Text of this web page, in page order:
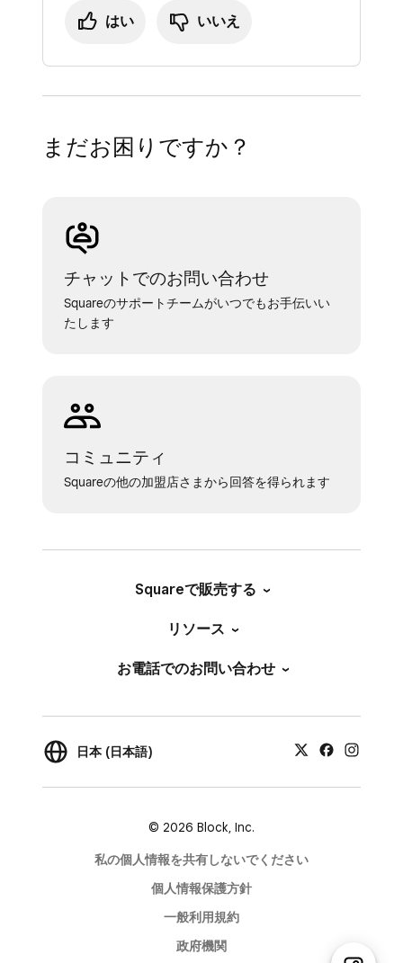
はい いいえ
まだお困りですか？
チャットでのお問い合わせ
Squareのサポートチームがいつでもお手伝いい
たします
コミュニティ
Squareの他の加盟店さまから回答を得られます
Squareで販売する
リソース
お電話でのお問い合わせ
日本 (日本語)
© 2026 Block, Inc.
私の個人情報を共有しないでください
個人情報保護方針
一般利用規約
政府機関